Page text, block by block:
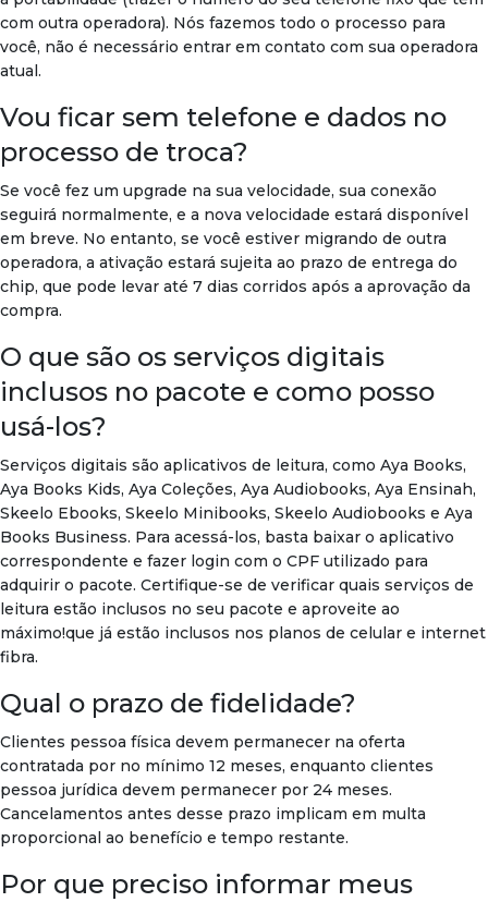
com outra operadora). Nós fazemos todo o processo para
você, não é necessário entrar em contato com sua operadora
atual.
Vou ficar sem telefone e dados no
processo de troca?
Se você fez um upgrade na sua velocidade, sua conexão
seguirá normalmente, e a nova velocidade estará disponível
em breve. No entanto, se você estiver migrando de outra
operadora, a ativação estará sujeita ao prazo de entrega do
chip, que pode levar até 7 dias corridos após a aprovação da
compra.
O que são os serviços digitais
inclusos no pacote e como posso
usá-los?
Serviços digitais são aplicativos de leitura, como Aya Books,
Aya Books Kids, Aya Coleções, Aya Audiobooks, Aya Ensinah,
Skeelo Ebooks, Skeelo Minibooks, Skeelo Audiobooks e Aya
Books Business. Para acessá-los, basta baixar o aplicativo
correspondente e fazer login com o CPF utilizado para
adquirir o pacote. Certifique-se de verificar quais serviços de
leitura estão inclusos no seu pacote e aproveite ao
máximo!que já estão inclusos nos planos de celular e internet
fibra.
Qual o prazo de fidelidade?
Clientes pessoa física devem permanecer na oferta
contratada por no mínimo 12 meses, enquanto clientes
pessoa jurídica devem permanecer por 24 meses.
Cancelamentos antes desse prazo implicam em multa
proporcional ao benefício e tempo restante.
Por que preciso informar meus